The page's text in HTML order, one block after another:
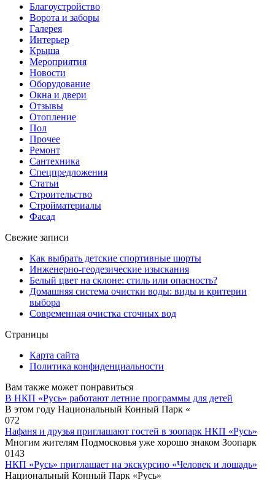
Благоустройство
Ворота и заборы
Галерея
Интерьер
Крыша
Мероприятия
Новости
Оборудование
Окна и двери
Отзывы
Отопление
Пол
Прочее
Ремонт
Сантехника
Спецпредложения
Статьи
Строительство
Стройматериалы
Фасад
Свежие записи
Как выбрать детские спортивные шорты
Инженерно-геодезические изыскания
Белый цвет на склоне: стиль или опасность?
Домашняя система очистки воды: виды и критерии
выбора
Современная очистка сточных вод
Страницы
Карта сайта
Политика конфиденциальности
Вам также может понравиться
В НКП «Русь» работают летние программы для детей
В этом году Национальный Конный Парк «
072
Нафаня и друзья приглашают гостей в зоопарк НКП «Русь»
Многим жителям Подмосковья уже хорошо знаком Зоопарк
0143
НКП «Русь» приглашает на экскурсию «Человек и лошадь»
Национальный Конный Парк «Русь»